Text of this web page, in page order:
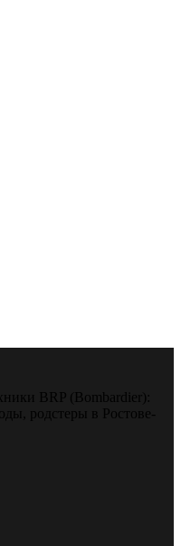
BRP (Bombardier):
родстеры в Ростове-